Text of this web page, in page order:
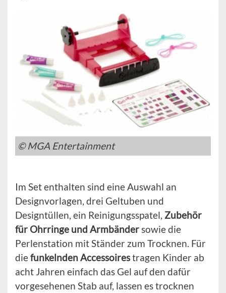
© MGA Entertainment
Im Set enthalten sind eine Auswahl an
Designvorlagen, drei Geltuben und
Designtüllen, ein Reinigungsspatel, Zubehör
für Ohrringe und Armbändersowie die
Perlenstation mit Ständer zum Trocknen. Für
diefunkelnden Accessoirestragen Kinder ab
acht Jahren einfach das Gel auf den dafür
vorgesehenen Stab auf, lassen es trocknen